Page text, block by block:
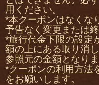
用ください。
*本クーポンはなくな
予告なく変更または
*旅行代金下限の設定
額の上にある取り消
参照元の金額となりま
*クーポンの利用方法
をお願いします。